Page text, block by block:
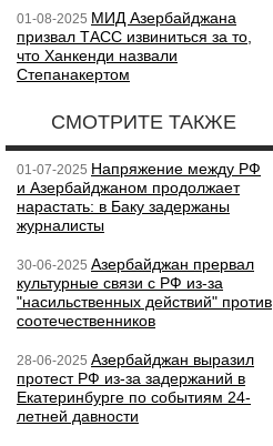
01-08-2025 МИД Азербайджана
призвал ТАСС извиниться за то,
что Ханкенди назвали
Степанакертом
СМОТРИТЕ ТАКЖЕ
01-07-2025 Напряжение между РФ
и Азербайджаном продолжает
нарастать: в Баку задержаны
журналисты
30-06-2025 Азербайджан прервал
культурные связи с РФ из-за
"насильственных действий" против
соотечественников
28-06-2025 Азербайджан выразил
протест РФ из-за задержаний в
Екатеринбурге по событиям 24-
летней давности